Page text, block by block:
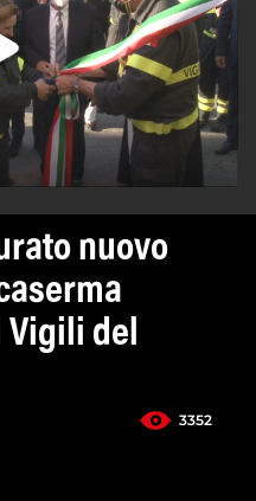
nuovo
Vigili del
3352